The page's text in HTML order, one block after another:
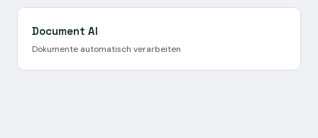
Document AI
Dokumente automatisch verarbeiten